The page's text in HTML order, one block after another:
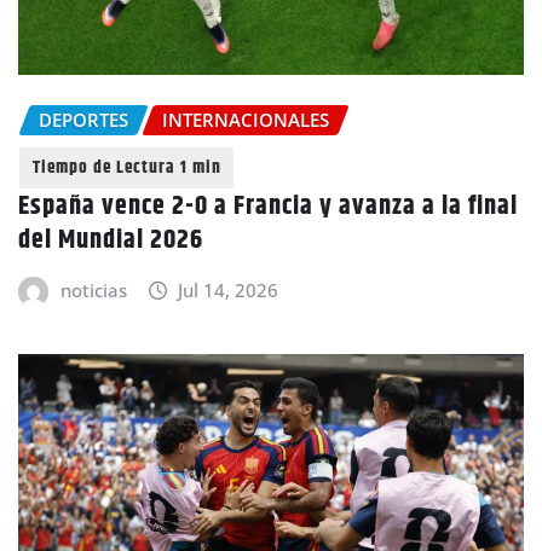
DEPORTES INTERNACIONALES
España vence 2-0 a Francia y avanza a la final
del Mundial 2026
noticias Jul 14, 2026